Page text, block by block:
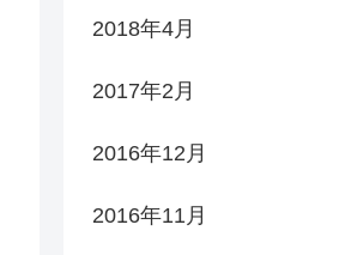
2018年4月
2017年2月
2016年12月
2016年11月